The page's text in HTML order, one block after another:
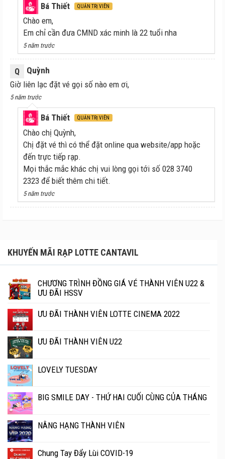
Bá Thiết QUẢN TRỊ VIÊN
Chào em,
Em chỉ cần đưa CMND xác minh là 22 tuổi nha
5 năm trước
Q
Quỳnh
Giờ liên lạc đặt vé gọi số nào em ơi,
5 năm trước
Bá Thiết QUẢN TRỊ VIÊN
Chào chị Quỳnh,
Chị đặt vé thì có thể đặt online qua website/app hoặc
đến trực tiếp rạp.
Mọi thắc mắc khác chị vui lòng gọi tới số 028 3740
2323 để biết thêm chi tiết.
5 năm trước
KHUYẾN MÃI RẠP LOTTE CANTAVIL
CHƯƠNG TRÌNH ĐỒNG GIÁ VÉ THÀNH VIÊN U22 &
ƯU ĐÃI HSSV
ƯU ĐÃI THÀNH VIÊN LOTTE CINEMA 2022
ƯU ĐÃI THÀNH VIÊN U22
LOVELY TUESDAY
BIG SMILE DAY - THỨ HAI CUỐI CÙNG CỦA THÁNG
NÂNG HẠNG THÀNH VIÊN
Chung Tay Đẩy Lùi COVID-19